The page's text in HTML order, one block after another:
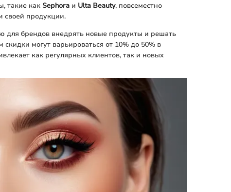
такие как Sephora и Ulta Beauty, повсеместно
своей продукции.
для брендов внедрять новые продукты и решать
могут варьироваться от 10% до 50% в
как регулярных клиентов, так и новых